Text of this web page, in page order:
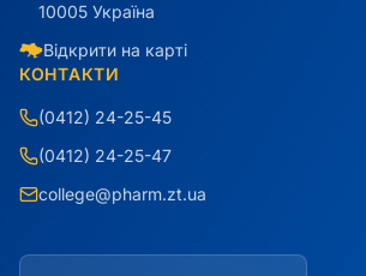
10005 Україна
Відкрити на карті
КОНТАКТИ
(0412) 24-25-45
(0412) 24-25-47
college@pharm.zt.ua